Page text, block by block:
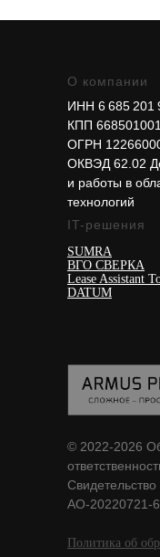
О компании
IT-решения
SUMRA
ВГО СВЕРКА
Lease Assistant
DATUM
ИНН 6 685 201
КПП 668501001
ОГРН
ОКВЭД 62.02
и работы в
технологий
© 2022-2026
АО-20220721-
Политика об